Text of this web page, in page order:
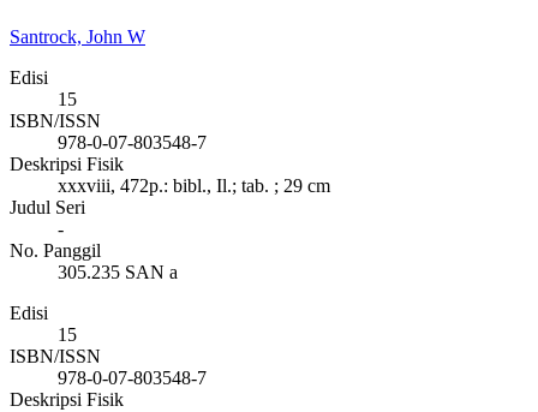
Santrock, John W
Edisi
15
ISBN/ISSN
978-0-07-803548-7
Deskripsi Fisik
xxxviii, 472p.: bibl., Il.; tab. ; 29 cm
Judul Seri
-
No. Panggil
305.235 SAN a
Edisi
15
ISBN/ISSN
978-0-07-803548-7
Deskripsi Fisik